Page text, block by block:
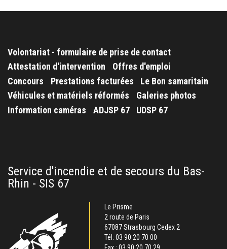
Volontariat - formulaire de prise de contact
Attestation d'intervention
Offres d'emploi
Concours
Prestations facturées
Le Bon samaritain
Véhicules et matériels réformés
Galeries photos
Information caméras
ADJSP 67 UDSP 67
Service d'incendie et de secours du Bas-
Rhin - SIS 67
Le Prisme
2 route de Paris
67087 Strasbourg Cedex 2
Tél. 03 90 20 70 00
Fax : 03 90 20 70 29